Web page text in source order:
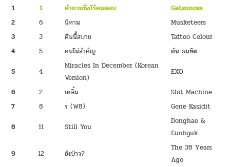
1
1 คำถามซึ่งไร้คนตอบ
Getsunova
2
6 นิทาน
Musketeers
3
3 คืนนี้สบาย
Tattoo Colour
4
5 คนไม่สำคัญ
ต้น ธนษิต
5
4
Miracles In December (Korean
Version)
EXO
6
2 เคลิ้ม
Slot Machine
7
8 ร (W8)
Gene Kasidit
8
11 Still You
Donghae &
Eunhyuk
9
12 อ๊ะป่าว?
The 38 Years
Ago